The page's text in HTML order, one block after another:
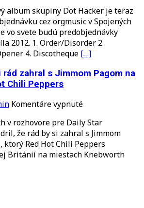
Awards
album
kapely
Dot
Hacker
s
Inhibition
predobjednať
album skupiny Dot Hacker je teraz
cez orgmusic v Spojených
vo svete budú predobjednávky
2012. 1. Order/Disorder 2.
4. Discotheque […]
rád zahral s Jimmom Pagom na
Chili Peppers
Komentáre vypnuténa
Smith
by
si
rád
v rozhovore pre Daily Star
že rád by si zahral s Jimmom
ktorý Red Hot Chili Peppers
Británií na miestach Knebworth